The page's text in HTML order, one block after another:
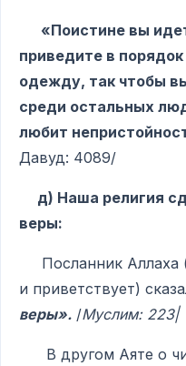
«Поистине вы
приведите в
одежду, так чтобы
среди остальных
любит
Давуд: 4089/
д) Наша религия
веры:
Посланник Аллаха
и приветствует)
веры». /Муслим: 223|
В другом Аяте о